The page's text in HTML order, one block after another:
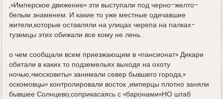
,»Имперское движение» эти выступали под черно-желто-
белым знаменем. И какие то уже местные одичавшие
жители,которые оставляли на улицах черепа на палках-
туземцы этих обижали все кому не лень .
о чем сообщали всем приезжающим в «пансионат» Дикари
обитали в каких то подземельях выходя на охоту
ночью,»московиты» занимали север бывшего города,»
оскомовцы» контролировали восток ,имперцы плотно заняли
бывшее Солнцево,соприкасаясь с «баронами»НО штаб